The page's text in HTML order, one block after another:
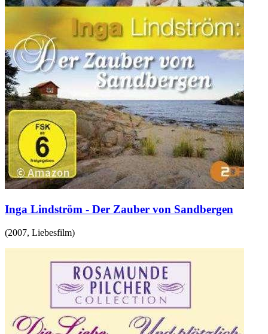
Inga Lindström - Der Zauber von Sandbergen
(2007, Liebesfilm)